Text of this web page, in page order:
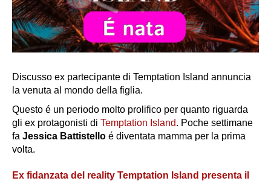
Discusso ex partecipante di Temptation Island annuncia
la venuta al mondo della figlia.
Questo é un periodo molto prolifico per quanto riguarda
gli ex protagonisti di Temptation Island. Poche settimane
fa Jessica Battistello é diventata mamma per la prima
volta.
Ex fidanzata del reality Temptation Island presenta il